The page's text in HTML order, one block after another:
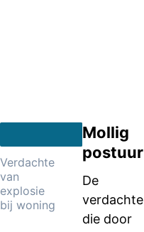
Verdachte
van
explosie
bij woning
Mollig
postuur
De
verdachte
die door